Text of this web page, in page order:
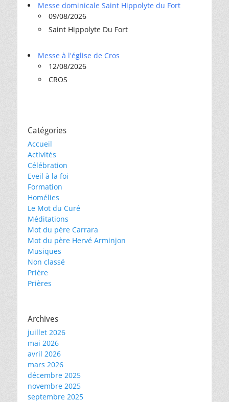
Messe dominicale Saint Hippolyte du Fort
09/08/2026
Saint Hippolyte Du Fort
Messe à l'église de Cros
12/08/2026
CROS
Catégories
Accueil
Activités
Célébration
Eveil à la foi
Formation
Homélies
Le Mot du Curé
Méditations
Mot du père Carrara
Mot du père Hervé Arminjon
Musiques
Non classé
Prière
Prières
Archives
juillet 2026
mai 2026
avril 2026
mars 2026
décembre 2025
novembre 2025
septembre 2025